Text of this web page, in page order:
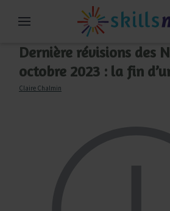
Dernière révisions des
octobre 2023 : la fin
Claire Chalmin